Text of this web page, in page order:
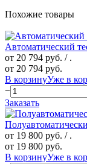
Похожие товары
Автоматический
от 20 794 руб. / .
от 20 794 руб.
В корзинуУже в
−
Заказать
от 19 800 руб. / .
от 19 800 руб.
В корзинуУже в